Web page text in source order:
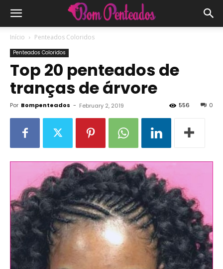
Início Penteados Coloridos
Penteados Coloridos
Top 20 penteados de
tranças de árvore
Por Bompenteados - February 2, 2019 0
556